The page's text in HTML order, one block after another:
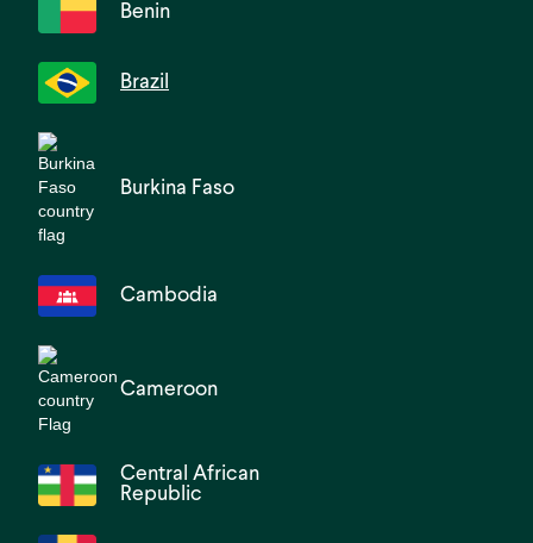
Benin
Brazil
Burkina Faso
Cambodia
Cameroon
Central African
Republic